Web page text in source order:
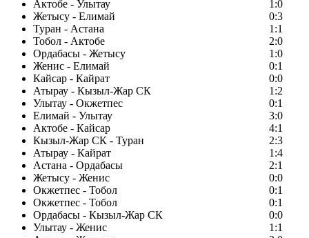
Актобе - Улытау
1:0
Жетысу - Елимай
0:3
Туран - Астана
1:1
Тобол - Актобе
2:0
Ордабасы - Жетысу
1:0
Женис - Елимай
0:1
Кайсар - Кайрат
0:0
Атырау - Кызыл-Жар СК
1:2
Улытау - Окжетпес
0:1
Елимай - Улытау
3:0
Актобе - Кайсар
4:1
Кызыл-Жар СК - Туран
2:3
Атырау - Кайрат
1:4
Астана - Ордабасы
2:1
Жетысу - Женис
0:0
Окжетпес - Тобол
0:1
Окжетпес - Тобол
0:1
Ордабасы - Кызыл-Жар СК
0:0
Улытау - Женис
1:1